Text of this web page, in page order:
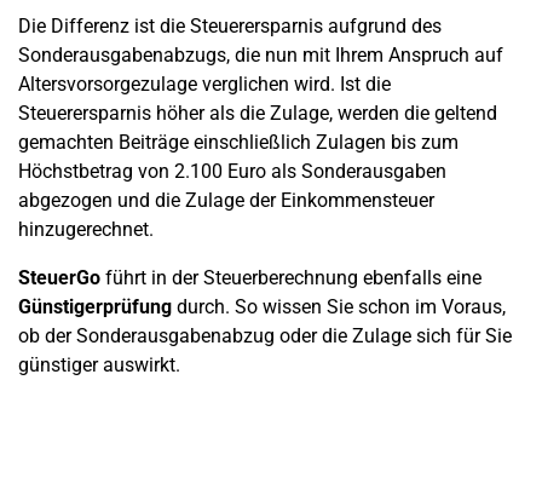
Die Differenz ist die Steuerersparnis aufgrund des
Sonderausgabenabzugs, die nun mit Ihrem Anspruch auf
Altersvorsorgezulage verglichen wird. Ist die
Steuerersparnis höher als die Zulage, werden die geltend
gemachten Beiträge einschließlich Zulagen bis zum
Höchstbetrag von 2.100 Euro als Sonderausgaben
abgezogen und die Zulage der Einkommensteuer
hinzugerechnet.
SteuerGo führt in der Steuerberechnung ebenfalls eine
Günstigerprüfung durch. So wissen Sie schon im Voraus,
ob der Sonderausgabenabzug oder die Zulage sich für Sie
günstiger auswirkt.